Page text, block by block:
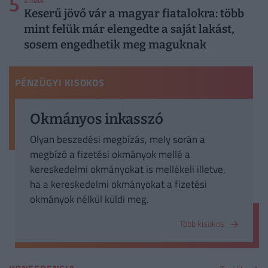
5 Keserű jövő vár a magyar fiatalokra: több
mint felük már elengedte a saját lakást,
sosem engedhetik meg maguknak
PÉNZÜGYI KISOKOS
Okmányos inkasszó
Olyan beszedési megbízás, mely során a
megbízó a fizetési okmányok mellé a
kereskedelmi okmányokat is mellékeli illetve,
ha a kereskedelmi okmányokat a fizetési
okmányok nélkül küldi meg.
Több kisokos